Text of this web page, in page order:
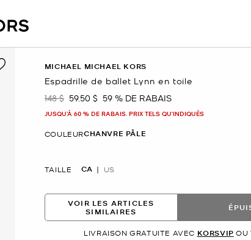
MICHAEL MICHAEL KORS
Espadrille de ballet Lynn en toile
était
148 $ maintenant
59.50 $ 59 % DE RABAIS
JUSQU’À 60 % DE RABAIS. PRIX TELS QU'INDIQUÉS
COULEURCHANVRE PÂLE
TAILLE CA US
VOIR LES ARTICLES
SIMILAIRES
LIVRAISON GRATUITE AVEC KORSVIP OU